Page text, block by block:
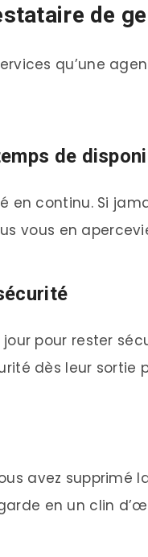
de
qu’une
de
en continu. Si
vous en
pour rester
dès leur sortie
avez supprimé
en un clin